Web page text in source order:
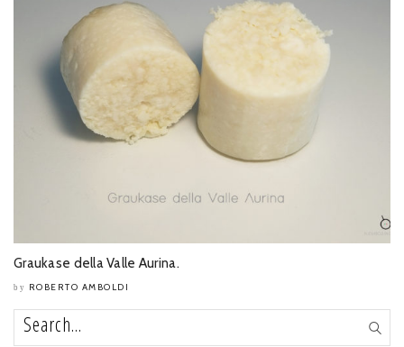
Graukase della Valle Aurina.
by ROBERTO AMBOLDI